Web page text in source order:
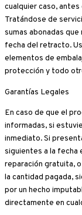
cualquier caso,
Tratándose de
sumas abonadas
fecha del retracto.
elementos de
protección y todo
Garantías Legales
En caso de que el
informadas, si
inmediato. Si
siguientes a la fecha
reparación gratuita,
la cantidad pagada,
por un hecho
directamente en